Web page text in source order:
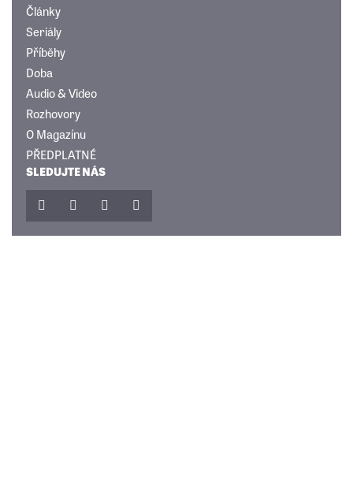
Články
Seriály
Příběhy
Doba
Audio & Video
Rozhovory
O Magazínu
PŘEDPLATNÉ
SLEDUJTE NÁS